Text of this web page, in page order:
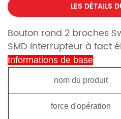
LES DÉTAILS
Bouton rond 2 broches
SMD Interrupteur à tact
Informations de base
nom du produit
force d'opération